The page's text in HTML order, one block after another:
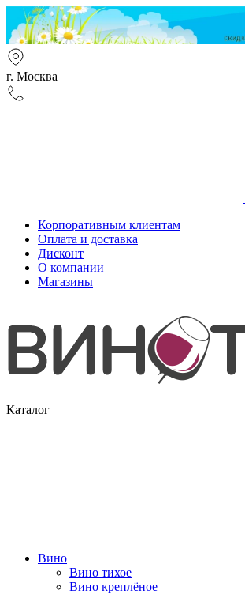
г. Москва
Корпоративным клиентам
Оплата и доставка
Дисконт
О компании
Магазины
Каталог
Вино
Вино тихое
Вино креплёное